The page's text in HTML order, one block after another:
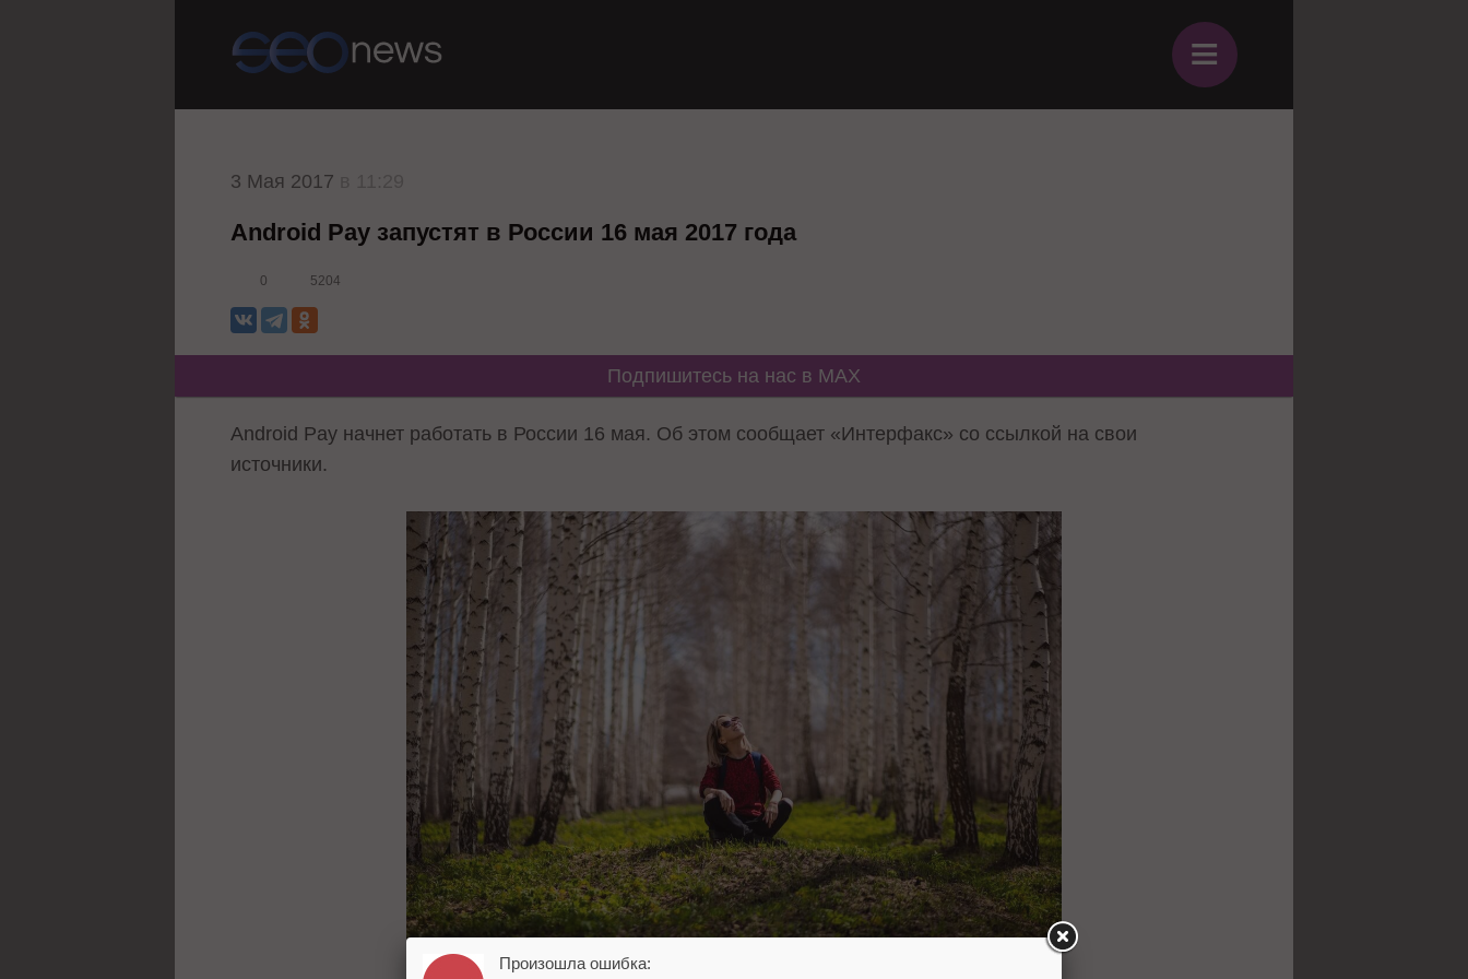
≡
3 Мая 2017
Android Pay запустят в России 16 мая 2017 года
0 5204
Подпишитесь на нас в MAX
Android Pay начнет работать в России 16 мая. Об этом сообщает «Интерфакс» со ссылкой на свои
источники.
Произошла ошибка: